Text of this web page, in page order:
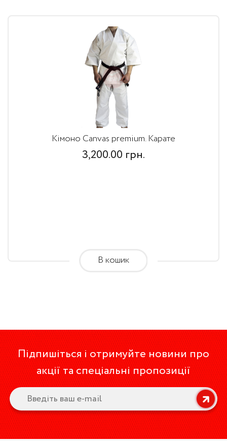
Кімоно Canvas premium. Карате
3,200.00 грн.
В кошик
Підпишіться і отримуйте новини про
акції та спеціальні пропозиції